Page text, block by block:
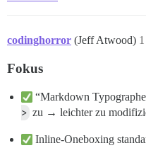
codinghorror (Jeff Atwood) 1
Fokus
“Markdown
> zu → leichter zu
Inline-Oneboxing